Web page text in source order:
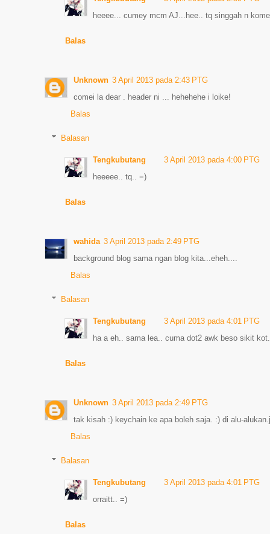
heeee... cumey mcm AJ...hee.. tq singgah n
Balas
Unknown 3 April 2013 pada 2:43 PTG
comei la dear . header ni ... hehehehe i loike!
Balas
Balasan
Tengkubutang
3 April 2013 pada 4:00 PTG
heeeee.. tq.. =)
Balas
wahida 3 April 2013 pada 2:49 PTG
background blog sama ngan blog kita...eheh....
Balas
Balasan
Tengkubutang
3 April 2013 pada 4:01 PTG
ha a eh.. sama lea.. cuma dot2 awk beso sikit
Balas
Unknown 3 April 2013 pada 2:49 PTG
tak kisah :) keychain ke apa boleh saja. :) di alu-
Balas
Balasan
Tengkubutang
3 April 2013 pada 4:01 PTG
orraitt.. =)
Balas